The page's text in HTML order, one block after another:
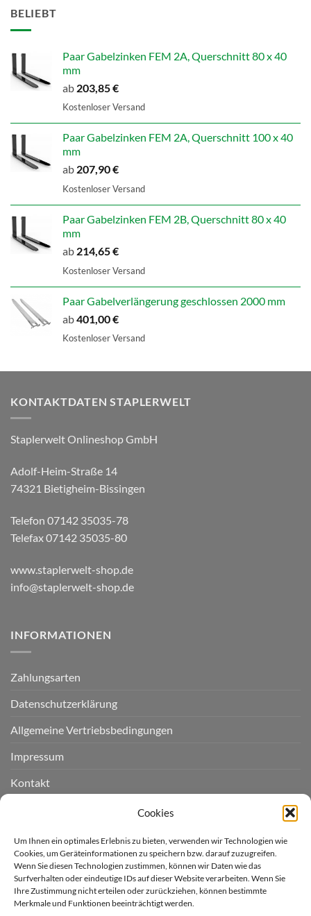
Cookies
Um Ihnen ein optimales Erlebnis zu bieten, verwenden wir Technologien wie
Cookies, um Geräteinformationen zu speichern bzw. darauf zuzugreifen.
Wenn Sie diesen Technologien zustimmen, können wir Daten wie das
Surfverhalten oder eindeutige IDs auf dieser Website verarbeiten. Wenn Sie
Ihre Zustimmung nicht erteilen oder zurückziehen, können bestimmte
Merkmale und Funktionen beeinträchtigt werden.
BELIEBT
Paar Gabelzinken FEM 2A, Querschnitt 80 x 40
mm
ab 203,85€
Kostenloser Versand
Paar Gabelzinken FEM 2A, Querschnitt 100 x 40
mm
ab 207,90€
Kostenloser Versand
Paar Gabelzinken FEM 2B, Querschnitt 80 x 40
mm
ab 214,65€
Kostenloser Versand
Paar Gabelverlängerung geschlossen 2000 mm
ab401,00€
Kostenloser Versand
KONTAKTDATEN STAPLERWELT
Staplerwelt Onlineshop GmbH
Adolf-Heim-Straße 14
74321 Bietigheim-Bissingen
Telefon 07142 35035-78
Telefax 07142 35035-80
www.staplerwelt-shop.de
info@staplerwelt-shop.de
INFORMATIONEN
Zahlungsarten
Datenschutzerklärung
Allgemeine Vertriebsbedingungen
Impressum
Kontakt
Cookie-Richtlinie (EU)
LIEFERGEBIET